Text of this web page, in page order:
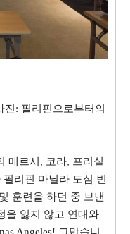
진: 필리핀으로부터의
메르시, 코라, 프리실
리핀 마닐라 도심 빈
훈련을 하던 중 보낸
을 잃지 않고 연대와
Angeles! 고맙습니